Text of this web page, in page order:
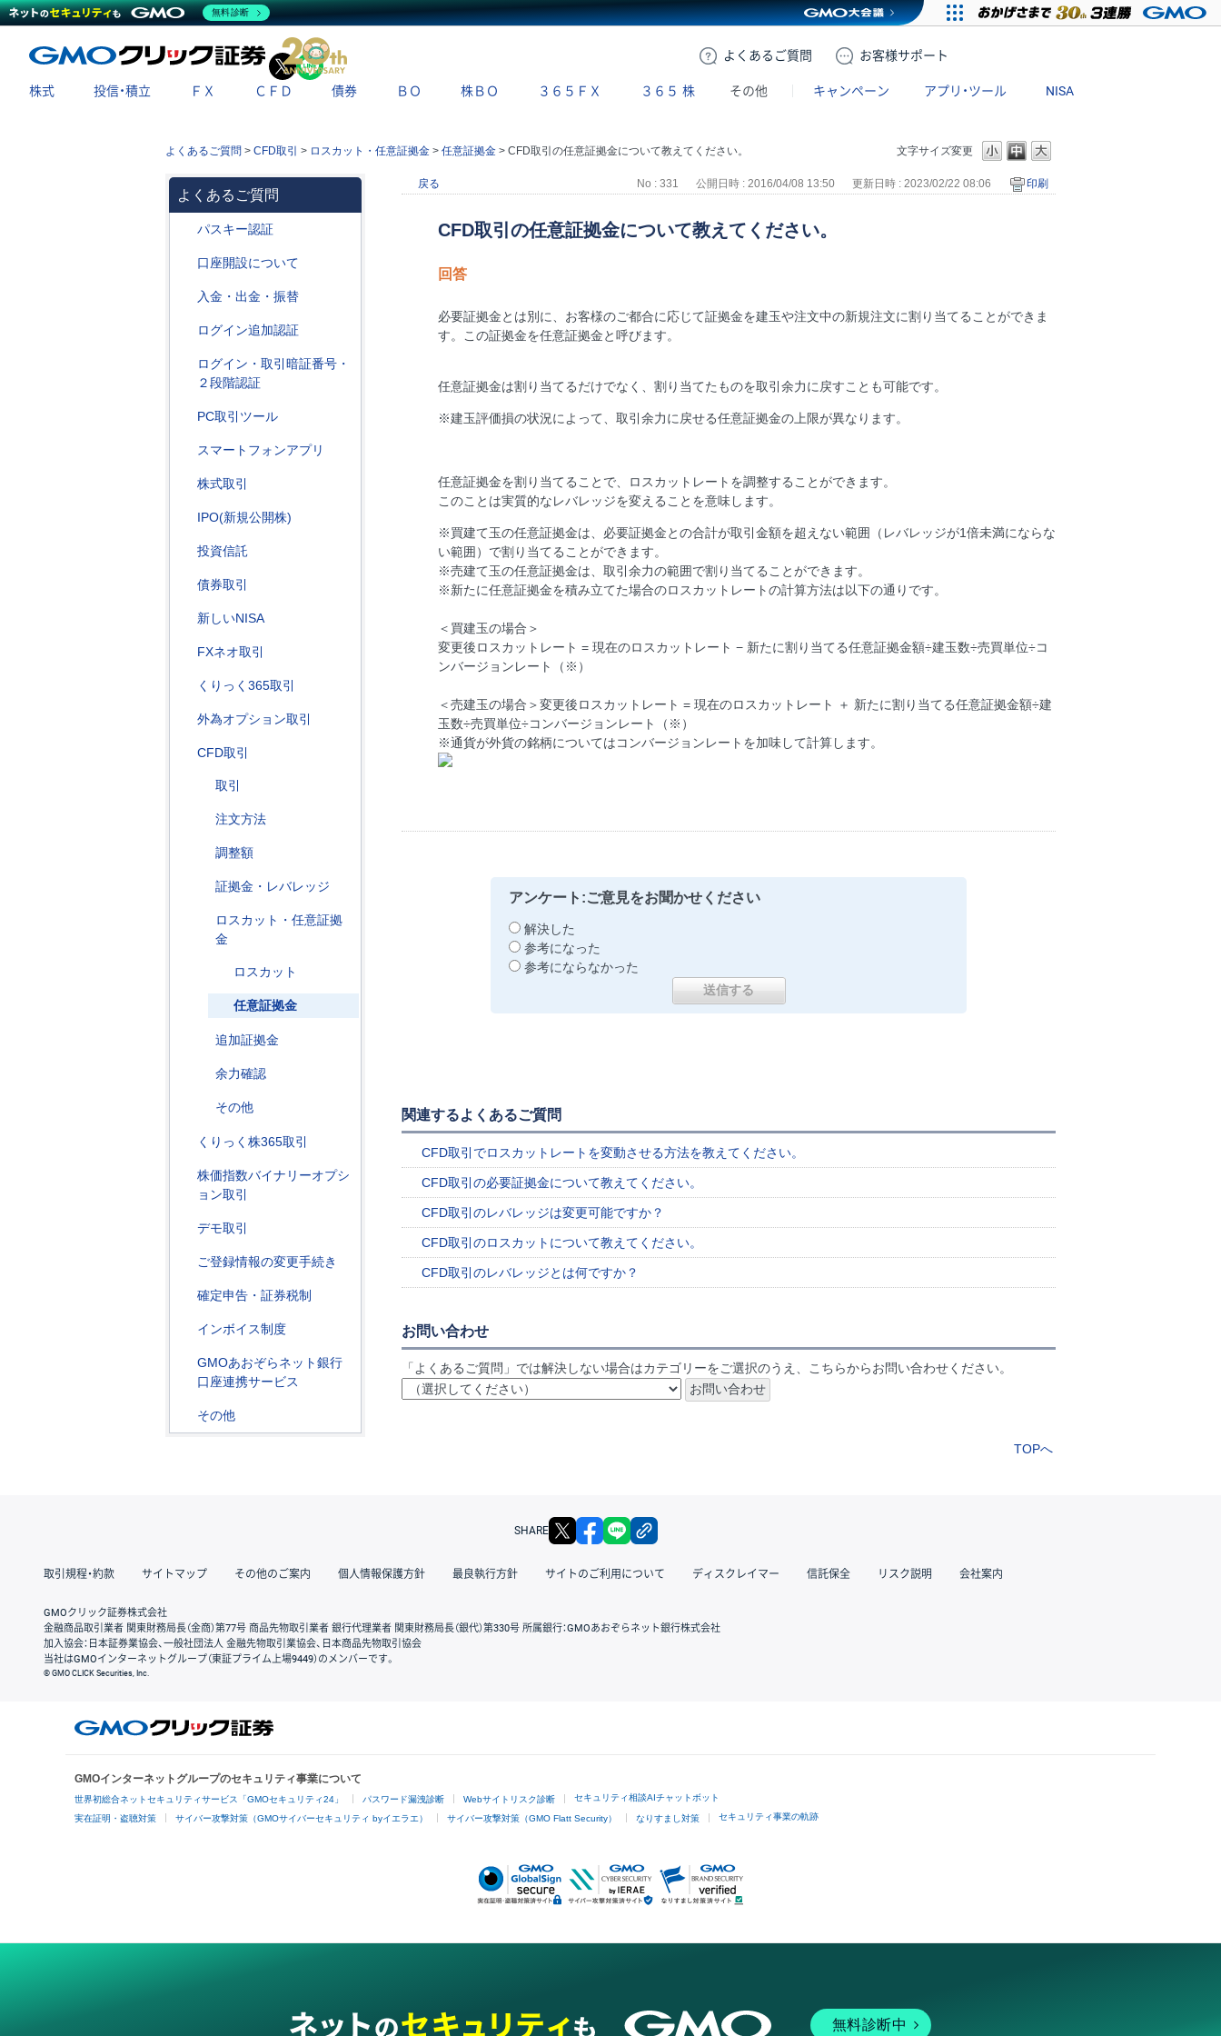
よくある ご質問 お客様サポート
X
株式 投信・積立 ＦＸ ＣＦＤ 債券 ＢＯ 株ＢＯ ３６５ＦＸ ３６５ 株 その他 キャンペーン アプリ・ツール NISA
文字サイズ変更
よくあるご質問 > CFD取引 > ロスカット・任意証拠金 > 任意証拠金 > CFD取引の任意証拠金について教えてください。
よくあるご質問
パスキー認証
口座開設について
入金・出金・振替
ログイン追加認証
ログイン・取引暗証番号・
２段階認証
PC取引ツール
スマートフォンアプリ
株式取引
IPO(新規公開株)
投資信託
債券取引
新しいNISA
FXネオ取引
くりっく365取引
外為オプション取引
CFD取引
取引
注文方法
調整額
証拠金・レバレッジ
ロスカット・任意証拠
金
ロスカット
任意証拠金
追加証拠金
余力確認
その他
くりっく株365取引
株価指数バイナリーオプシ
ョン取引
デモ取引
ご登録情報の変更手続き
確定申告・証券税制
インボイス制度
GMOあおぞらネット銀行
口座連携サービス
その他
戻る No : 331 公開日時 : 2016/04/08 13:50 更新日時 : 2023/02/22 08:06 印刷
CFD取引の任意証拠金について教えてください。
回答
必要証拠金とは別に、お客様のご都合に応じて証拠金を建玉や注文中の新規注文に割り当てることができま
す。この証拠金を任意証拠金と呼びます。
任意証拠金は割り当てるだけでなく、割り当てたものを取引余力に戻すことも可能です。
※建玉評価損の状況によって、取引余力に戻せる任意証拠金の上限が異なります。
任意証拠金を割り当てることで、ロスカットレートを調整することができます。
このことは実質的なレバレッジを変えることを意味します。
※買建て玉の任意証拠金は、必要証拠金との合計が取引金額を超えない範囲（レバレッジが1倍未満にならな
い範囲）で割り当てることができます。
※売建て玉の任意証拠金は、取引余力の範囲で割り当てることができます。
※新たに任意証拠金を積み立てた場合のロスカットレートの計算方法は以下の通りです。
＜買建玉の場合＞
変更後ロスカットレート = 現在のロスカットレート − 新たに割り当てる任意証拠金額÷建玉数÷売買単位÷コ
ンバージョンレート（※）
＜売建玉の場合＞変更後ロスカットレート = 現在のロスカットレート ＋ 新たに割り当てる任意証拠金額÷建
玉数÷売買単位÷コンバージョンレート（※）
※通貨が外貨の銘柄についてはコンバージョンレートを加味して計算します。
アンケート:ご意見をお聞かせください
解決した
参考になった
参考にならなかった
関連するよくあるご質問
CFD取引でロスカットレートを変動させる方法を教えてください。
CFD取引の必要証拠金について教えてください。
CFD取引のレバレッジは変更可能ですか？
CFD取引のロスカットについて教えてください。
CFD取引のレバレッジとは何ですか？
お問い合わせ
「よくあるご質問」では解決しない場合はカテゴリーをご選択のうえ、こちらからお問い合わせください。
TOPへ
SHARE X facebook
取引規程・約款 サイトマップ その他のご案内 個人情報保護方針 最良執行方針 サイトのご利用について ディスクレイマー 信託保全 リスク説明 会社案内
GMOクリック証券株式会社
金融商品取引業者 関東財務局長（金商）第77号 商品先物取引業者 銀行代理業者 関東財務局長（銀代）第330号 所属銀行：GMOあおぞらネット銀行株式会社
加入協会：日本証券業協会、一般社団法人 金融先物取引業協会、日本商品先物取引協会
当社はGMOインターネットグループ（東証プライム上場9449）のメンバーです。
© GMO CLICK Securities, Inc.
GMOインターネットグループのセキュリティ事業について
世界初総合ネットセキュリティサービス「GMOセキュリティ24」 パスワード漏洩診断 Webサイトリスク診断 セキュリティ相談AIチャットボット
実在証明・盗聴対策 サイバー攻撃対策（GMOサイバーセキュリティ byイエラエ） サイバー攻撃対策（GMO Flatt Security） なりすまし対策 セキュリティ事業の軌跡
無料診断中
無料診断